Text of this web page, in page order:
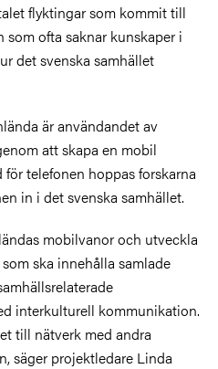
flyktingar som kommit till
som ofta saknar kunskaper i
det svenska samhället
är användandet av
att skapa en mobil
telefonen hoppas forskarna
in i det svenska samhället.
mobilvanor och utveckla
ska innehålla samlade
interkulturell kommunikation.
till nätverk med andra
säger projektledare Linda